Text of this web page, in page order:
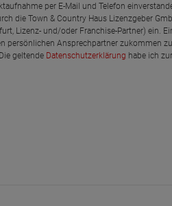
per E-Mail und Telefon
die Town & Country Haus Lizenzgeber
Lizenz- und/oder Franchise-Partner) ein.
persönlichen Ansprechpartner zukommen
geltende Datenschutzerklärung habe ich